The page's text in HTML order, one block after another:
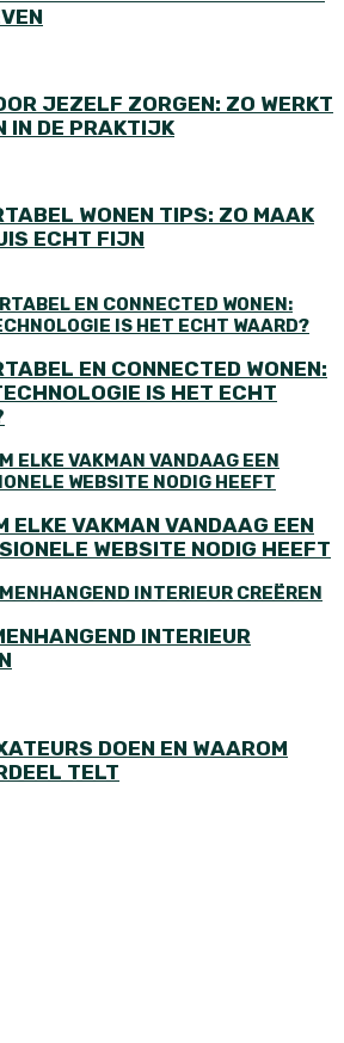
JEZELF ZORGEN: ZO WERKT
IN DE PRAKTIJK
WONEN TIPS: ZO MAAK
ECHT FIJN
EN CONNECTED WONEN:
IS HET ECHT
ELKE VAKMAN VANDAAG EEN
WEBSITE NODIG HEEFT
INTERIEUR
DOEN EN WAAROM
TELT